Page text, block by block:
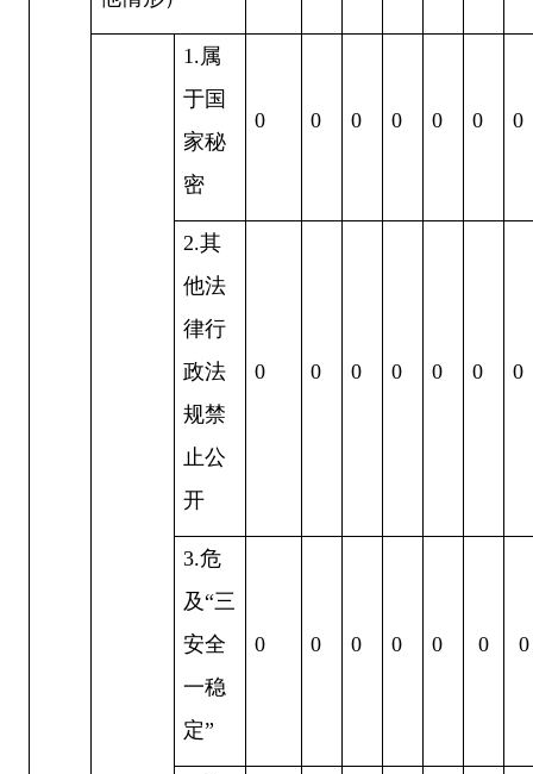
1 .属
于国
家秘
密
0 0 0 0 0 0 0
2.其
他法
律行
政法
规禁
止公
开
0 0 0 0 0 0 0
3.危
及“三
安全
一稳
定”
0 0 0 0 0 0 0